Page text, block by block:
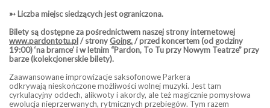
➳ Liczba miejsc siedzących jest ograniczona.
Bilety są dostępne za pośrednictwem naszej strony internetowej
www.pardontotu.pl/ stronyGoing./ przed koncertem (od godziny
19:00) ‘na bramce’ i w letnim “Pardon, To Tu przy Nowym Teatrze” przy
barze (kolekcjonerskie bilety).
Zaawansowane improwizacje saksofonowe Parkera
odkrywają nieskończone możliwości wolnej muzyki. Jest tam
cyrkulacyjny oddech, alikwoty i akordy, ale też magicznie pomysłowa
ewolucja nieprzerwanych, rytmicznych przebiegów. Tym razem